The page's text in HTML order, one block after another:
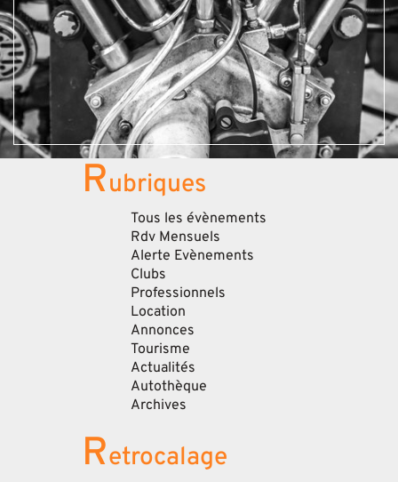
Rubriques
Tous les évènements
Rdv Mensuels
Alerte Evènements
Clubs
Professionnels
Location
Annonces
Tourisme
Actualités
Autothèque
Archives
Retrocalage